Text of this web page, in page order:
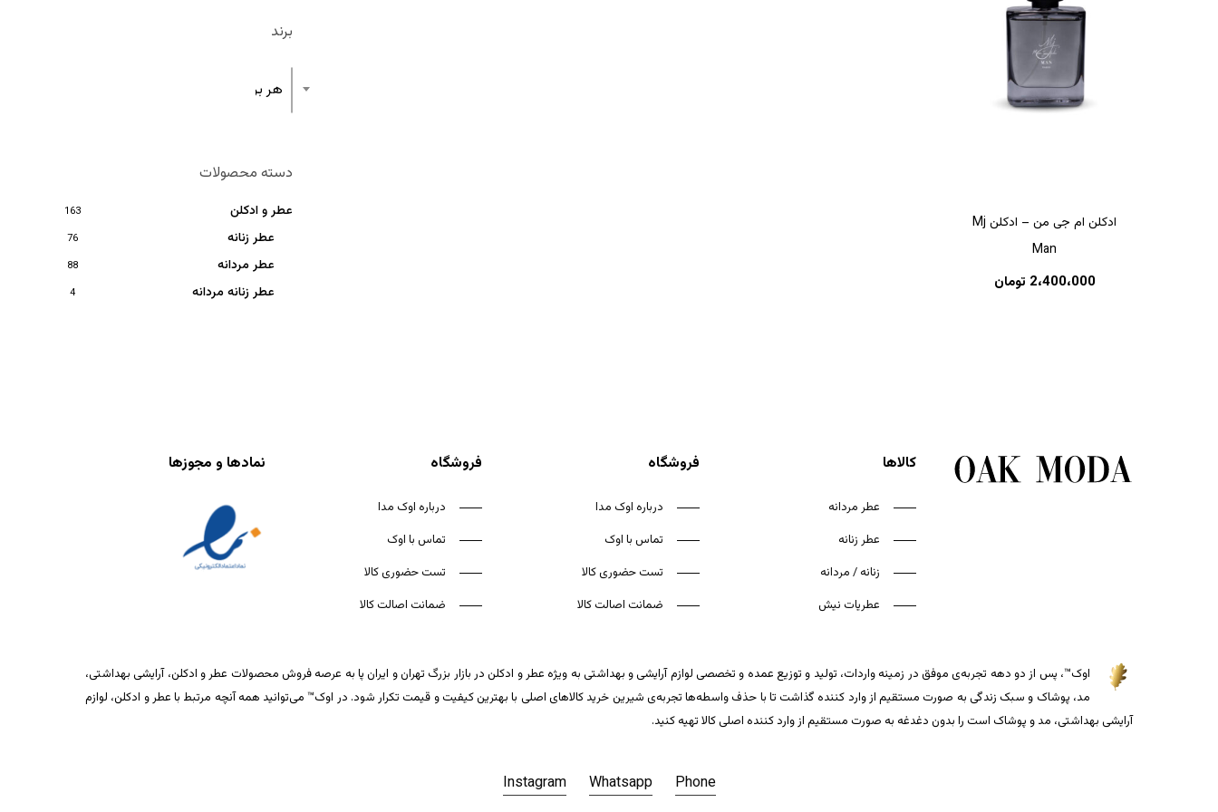
هیچ محصولی در سبد خرید نیست.
برند
هر برند
دسته محصولات
عطر و ادکلن 163
عطر زنانه 76
عطر مردانه 88
عطر زنانه مردانه 4
ادکلن ام جی من – ادکلن Mj
Man
2،400،000 تومان
کالاها
عطر مردانه
عطر زنانه
زنانه / مردانه
عطریات نیش
فروشگاه
درباره اوک مدا
تماس با اوک
تست حضوری کالا
ضمانت اصالت کالا
فروشگاه
درباره اوک مدا
تماس با اوک
تست حضوری کالا
ضمانت اصالت کالا
نمادها و مجوزها
اوک™، پس از دو دهه تجربه‌ی موفق در زمینه واردات، تولید و توزیع عمده و تخصصی لوازم آرایشی و بهداشتی به ویژه عطر و ادکلن در بازار بزرگ تهران و ایران پا به عرصه فروش محصولات عطر و ادکلن، آرایشی بهداشتی،
مد، پوشاک و سبک زندگی به صورت مستقیم از وارد کننده گذاشت تا با حذف واسطه‌ها تجربه‌ی شیرین خرید کالاهای اصلی با بهترین کیفیت و قیمت تکرار شود. در اوک™ می‌توانید همه آنچه مرتبط با عطر و ادکلن، لوازم
آرایشی بهداشتی، مد و پوشاک است را بدون دغدغه به صورت مستقیم از وارد کننده اصلی کالا تهیه کنید.
Instagram Whatsapp Phone